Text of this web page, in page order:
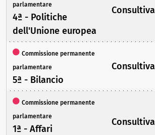
parlamentare
4ª - Politiche
dell'Unione europea
Consultiva
Commissione permanente
parlamentare
5ª - Bilancio
Consultiva
Commissione permanente
parlamentare
1ª - Affari
Consultiva